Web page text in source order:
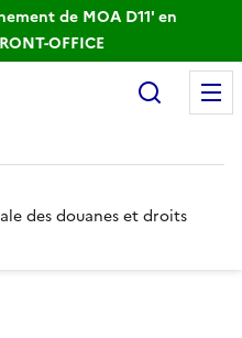
de MOA D11' en
OFFICE
des douanes et droits